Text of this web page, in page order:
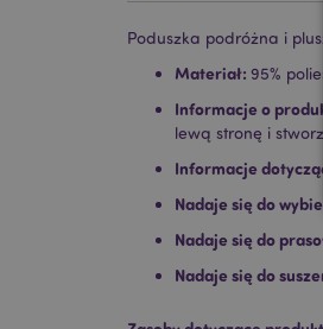
Poduszka podróżna i
Materiał: 95%
Informacje o
lewą stronę i
Informacje
Nadaje się do
Nadaje się do
Nadaje się do